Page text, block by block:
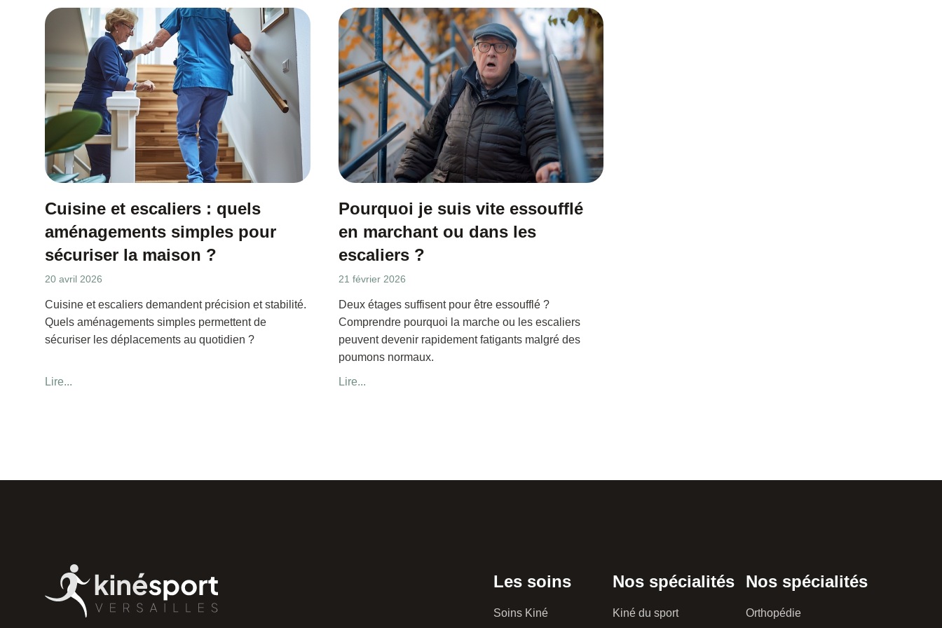
Cuisine et escaliers : quels
aménagements simples pour
sécuriser la maison ?
20 avril 2026
Cuisine et escaliers demandent précision et stabilité.
Quels aménagements simples permettent de
sécuriser les déplacements au quotidien ?
Lire...
Pourquoi je suis vite essoufflé
en marchant ou dans les
escaliers ?
21 février 2026
Deux étages suffisent pour être essoufflé ?
Comprendre pourquoi la marche ou les escaliers
peuvent devenir rapidement fatigants malgré des
poumons normaux.
Lire...
Les soins
Soins Kiné
Nos spécialités
Kiné du sport
Nos spécialités
Orthopédie